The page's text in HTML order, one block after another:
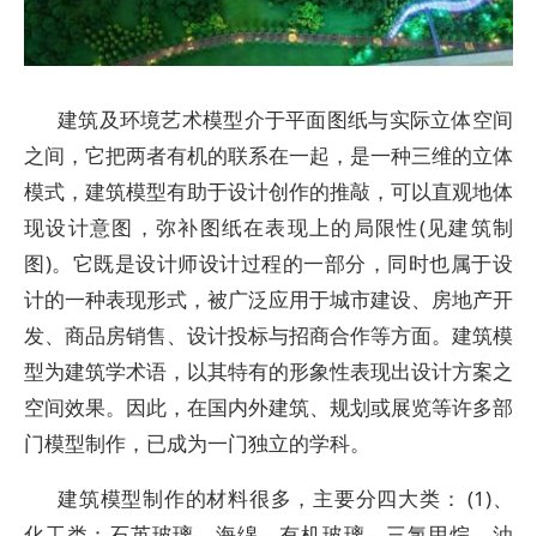
建筑及环境艺术模型介于平面图纸与实际立体空间
之间，它把两者有机的联系在一起，是一种三维的立体
模式，建筑模型有助于设计创作的推敲，可以直观地体
现设计意图，弥补图纸在表现上的局限性(见建筑制
图)。它既是设计师设计过程的一部分，同时也属于设
计的一种表现形式，被广泛应用于城市建设、房地产开
发、商品房销售、设计投标与招商合作等方面。建筑模
型为建筑学术语，以其特有的形象性表现出设计方案之
空间效果。因此，在国内外建筑、规划或展览等许多部
门模型制作，已成为一门独立的学科。
建筑模型制作的材料很多，主要分四大类： (1)、